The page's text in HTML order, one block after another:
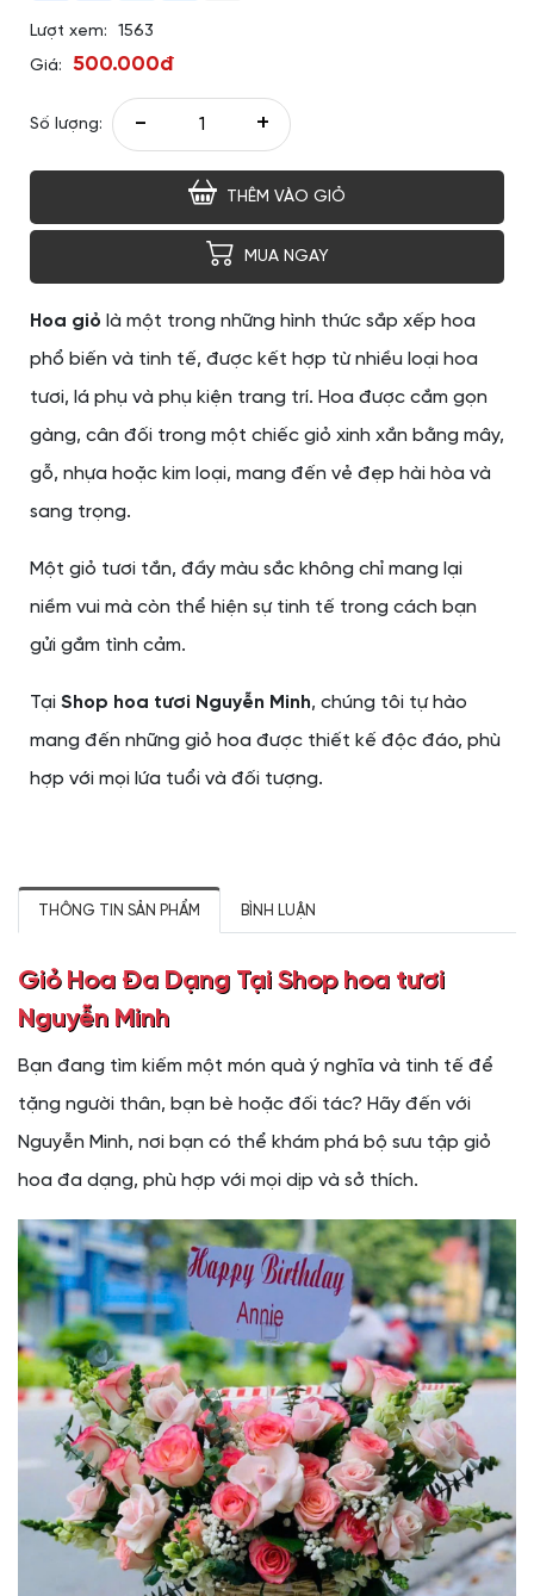
Lượt xem:
1563
Giá:
500.000đ
Số lượng: - +
THÊM VÀO GIỎ
MUA NGAY
Hoa giỏ là một trong những hình thức sắp xếp hoa
phổ biến và tinh tế, được kết hợp từ nhiều loại hoa
tươi, lá phụ và phụ kiện trang trí. Hoa được cắm gọn
gàng, cân đối trong một chiếc giỏ xinh xắn bằng mây,
gỗ, nhựa hoặc kim loại, mang đến vẻ đẹp hài hòa và
sang trọng.
Một giỏ tươi tắn, đầy màu sắc không chỉ mang lại
niềm vui mà còn thể hiện sự tinh tế trong cách bạn
gửi gắm tình cảm.
Tại Shop hoa tươi Nguyễn Minh, chúng tôi tự hào
mang đến những giỏ hoa được thiết kế độc đáo, phù
hợp với mọi lứa tuổi và đối tượng.
THÔNG TIN SẢN PHẨM BÌNH LUẬN
Giỏ Hoa Đa Dạng Tại Shop hoa tươi
Nguyễn Minh
Bạn đang tìm kiếm một món quà ý nghĩa và tinh tế để
tặng người thân, bạn bè hoặc đối tác? Hãy đến với
Nguyễn Minh, nơi bạn có thể khám phá bộ sưu tập giỏ
hoa đa dạng, phù hợp với mọi dịp và sở thích.